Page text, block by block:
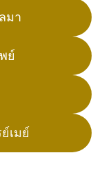
มา
ย์
เมย์